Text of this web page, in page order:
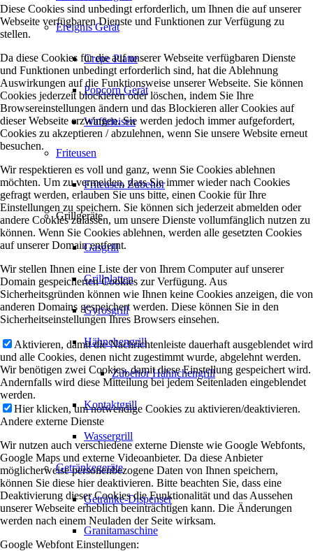
Ereignis Gerät
Crepe Platte
Popcorn Gerät
Waffeleisen
Friteusen
Friteusen Zubehör
Grillgeräte
Gasgrill
Grillplatten
Gyrosgrill
Hähnchengrill
Zubehör Hähnchengrill
Kontaktgrill
Wassergrill
Getränkegeräte
Getränke-Dispenser
Granitamaschine
Diese Cookies sind unbedingt erforderlich, um Ihnen die auf unserer
Webseite verfügbaren Dienste und Funktionen zur Verfügung zu
stellen.
Da diese Cookies für die auf unserer Webseite verfügbaren Dienste
und Funktionen unbedingt erforderlich sind, hat die Ablehnung
Auswirkungen auf die Funktionsweise unserer Webseite. Sie können
Cookies jederzeit blockieren oder löschen, indem Sie Ihre
Browsereinstellungen ändern und das Blockieren aller Cookies auf
dieser Webseite erzwingen. Sie werden jedoch immer aufgefordert,
Cookies zu akzeptieren / abzulehnen, wenn Sie unsere Website erneut
besuchen.
Wir respektieren es voll und ganz, wenn Sie Cookies ablehnen
möchten. Um zu vermeiden, dass Sie immer wieder nach Cookies
gefragt werden, erlauben Sie uns bitte, einen Cookie für Ihre
Einstellungen zu speichern. Sie können sich jederzeit abmelden oder
andere Cookies zulassen, um unsere Dienste vollumfänglich nutzen zu
können. Wenn Sie Cookies ablehnen, werden alle gesetzten Cookies
auf unserer Domain entfernt.
Wir stellen Ihnen eine Liste der von Ihrem Computer auf unserer
Domain gespeicherten Cookies zur Verfügung. Aus
Sicherheitsgründen können wie Ihnen keine Cookies anzeigen, die von
anderen Domains gespeichert werden. Diese können Sie in den
Sicherheitseinstellungen Ihres Browsers einsehen.
Aktivieren, damit die Nachrichtenleiste dauerhaft ausgeblendet wird
und alle Cookies, denen nicht zugestimmt wurde, abgelehnt werden.
Wir benötigen zwei Cookies, damit diese Einstellung gespeichert wird.
Andernfalls wird diese Mitteilung bei jedem Seitenladen eingeblendet
werden.
Hier klicken, um notwendige Cookies zu aktivieren/deaktivieren.
Andere externe Dienste
Wir nutzen auch verschiedene externe Dienste wie Google Webfonts,
Google Maps und externe Videoanbieter. Da diese Anbieter
möglicherweise personenbezogene Daten von Ihnen speichern,
können Sie diese hier deaktivieren. Bitte beachten Sie, dass eine
Deaktivierung dieser Cookies die Funktionalität und das Aussehen
unserer Webseite erheblich beeinträchtigen kann. Die Änderungen
werden nach einem Neuladen der Seite wirksam.
Google Webfont Einstellungen: